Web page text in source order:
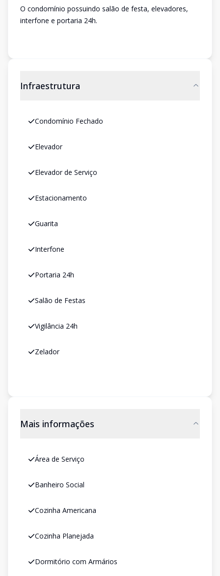
O condomínio possuindo salão de festa, elevadores,
interfone e portaria 24h.
Infraestrutura
Condomínio Fechado
Elevador
Elevador de Serviço
Estacionamento
Guarita
Interfone
Portaria 24h
Salão de Festas
Vigilância 24h
Zelador
Mais informações
Área de Serviço
Banheiro Social
Cozinha Americana
Cozinha Planejada
Dormitório com Armários